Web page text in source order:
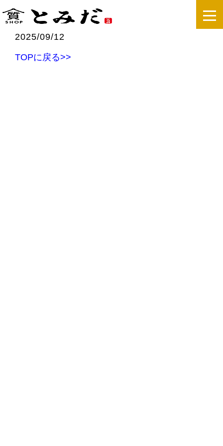
2025/09/12
TOPに戻る>>